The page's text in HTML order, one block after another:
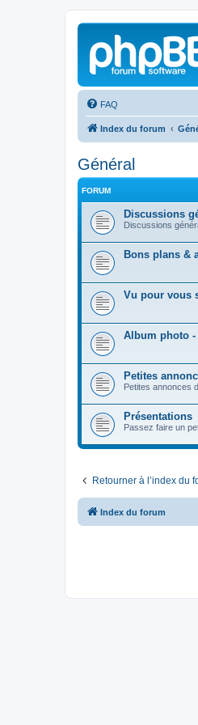
FAQ
Index du forum
Général
FORUM
Discussions
Discussions
Bons plans &
Vu pour vous
Album photo
Petites
Petites annonces
Présentations
Passez faire un
Retourner à l’index du
Index du forum